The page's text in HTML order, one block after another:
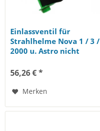
Einlassventil für
Strahlhelme Nova 1 / 3 /
2000 u. Astro nicht
56,26 € *
Merken